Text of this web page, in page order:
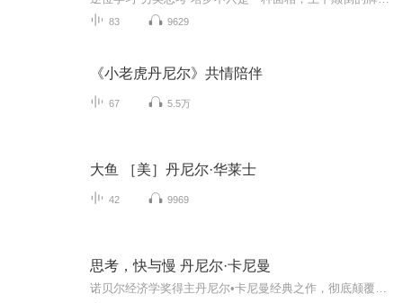
83 9629
《小老虎丹尼尔》共情陪伴
67 5.5万
大鱼 ［美］丹尼尔·华莱士
42 9969
思考，快与慢 丹尼尔·卡尼曼